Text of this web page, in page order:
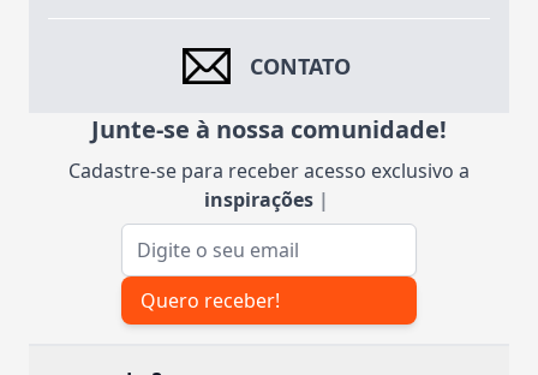
CONTATO
Junte-se à nossa comunidade!
Cadastre-se para receber acesso exclusivo a
inspiraçõ|
Endereço de e-mail
Quero receber!